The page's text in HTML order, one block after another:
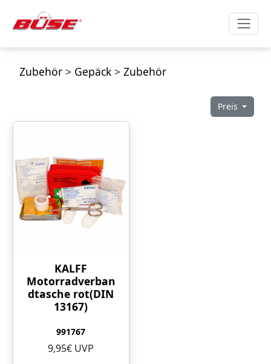
Zubehör> Gepäck> Zubehör
Preis
KALFF
Motorradverban
dtasche rot(DIN
13167)
991767
9,95€ UVP